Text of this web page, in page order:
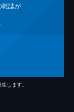
雑誌が
します。